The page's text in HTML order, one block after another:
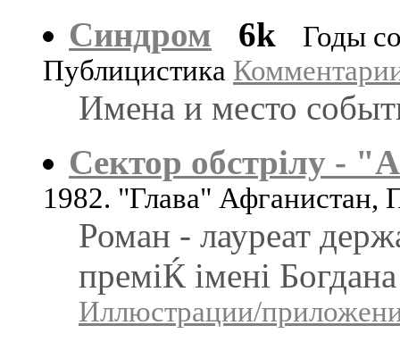
Синдром
6k
Годы
Публицистика
Имена и место
Сектор обстрiлу -
1982. "Глава" Афганистан,
Роман - лауреат
премiЌ iменi
Иллюстрации/